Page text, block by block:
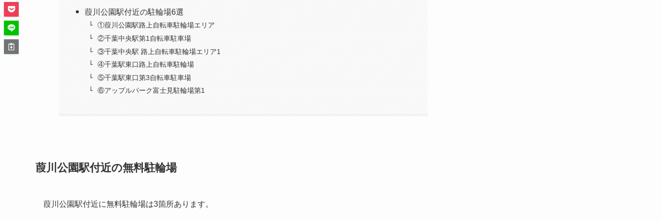
葭川公園駅付近の駐輪場6選
①葭川公園駅路上自転車駐輪場エリア
②千葉中央駅第1自転車駐車場
③千葉中央駅 路上自転車駐輪場エリア1
④千葉駅東口路上自転車駐輪場
⑤千葉駅東口第3自転車駐車場
⑥アップルパーク富士見駐輪場第1
葭川公園駅付近の無料駐輪場
葭川公園駅付近に無料駐輪場は3箇所あります。